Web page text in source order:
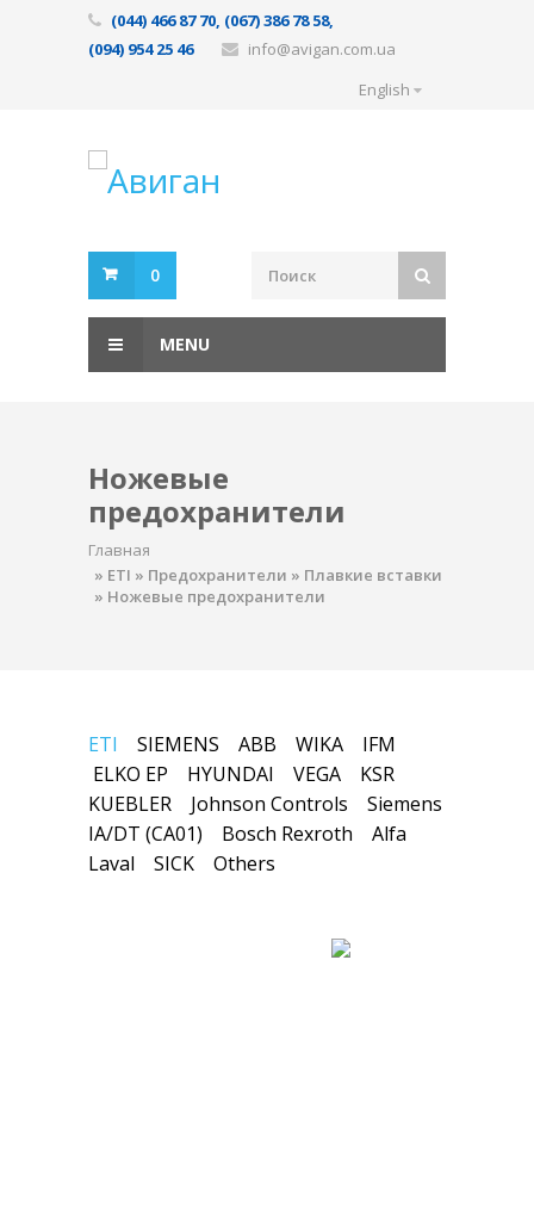
(044) 466 87 70, (067) 386 78 58,
(094) 954 25 46
info@avigan.com.ua
English
0
MENU
Ножевые
предохранители
Главная
» ETI » Предохранители » Плавкие вставки
» Ножевые предохранители
ETI SIEMENS ABB WIKA
IFM
ELKO EP
HYUNDAI VEGA
KSR
KUEBLER
Johnson Controls
Siemens
IA/DT (CA01)
Bosch Rexroth
Alfa
Laval
SICK Others